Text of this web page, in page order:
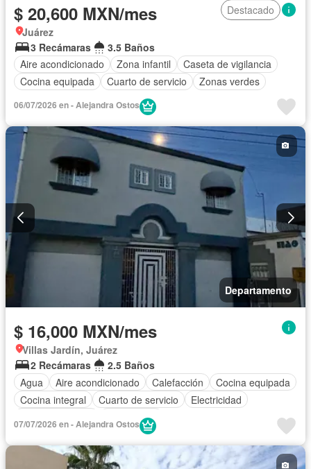
$ 20,600 MXN/mes
Destacado
Juárez
3 Recámaras
3.5 Baños
Aire acondicionado
Zona infantil
Caseta de vigilancia
Cocina equipada
Cuarto de servicio Zonas verdes
06/07/2026 en - Alejandra Ostos
Departamento
$ 16,000 MXN/mes
Villas Jardín, Juárez
2 Recámaras
2.5 Baños
Agua
Aire acondicionado Calefacción
Cocina equipada
Cocina integral
Cuarto de servicio
Electricidad
Gas natural
07/07/2026 en - Alejandra Ostos